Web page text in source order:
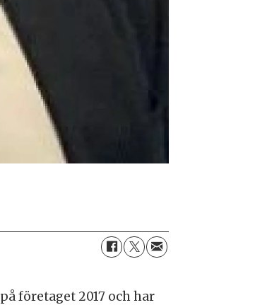
företaget 2017 och har